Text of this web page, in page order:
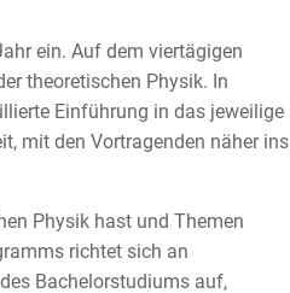
ein. Auf dem viertägigen
theoretischen Physik. In
Einführung in das jeweilige
mit den Vortragenden näher ins
Physik hast und Themen
richtet sich an
Bachelorstudiums auf,